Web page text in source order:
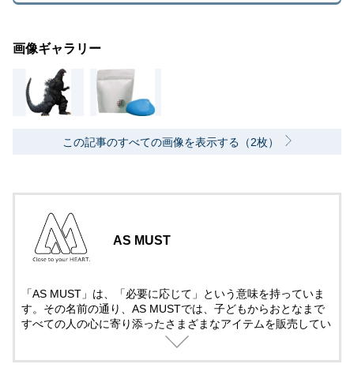
画像ギャラリー
この記事のすべての画像を表示する（2枚）
AS MUST
「AS MUST」は、「必要に応じて」という意味を持っていま
す。その名前の通り、AS MUSTでは、子どもからおとなまで
すべての人の心に寄り添ったさまざまなアイテムを販売してい
ます。今後も、みなさまの好奇心を満たす、魅力あふれる商品